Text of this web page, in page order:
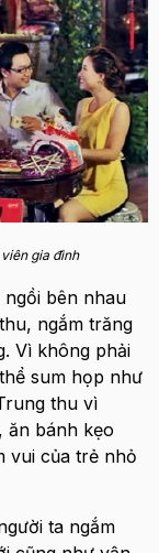
gia đình
bên nhau
ngắm trăng
Vì không phải
sum họp như
thu vì
ăn bánh kẹo
vui của trẻ nhỏ
ta ngắm